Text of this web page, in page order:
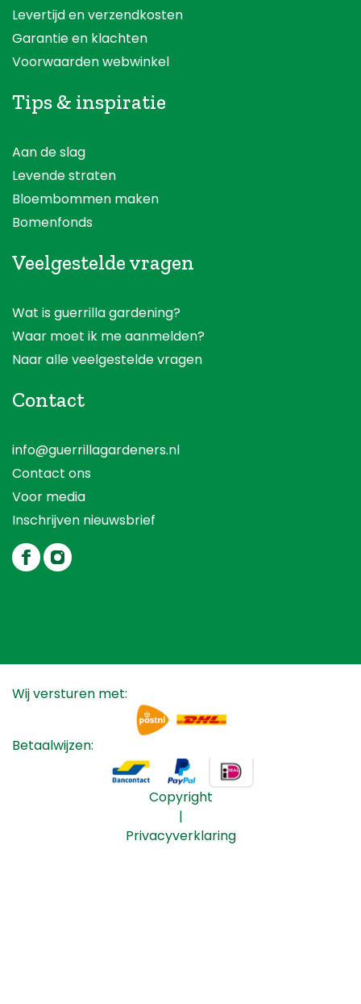
Levertijd en verzendkosten
Garantie en klachten
Voorwaarden webwinkel
Tips & inspiratie
Aan de slag
Levende straten
Bloembommen maken
Bomenfonds
Veelgestelde vragen
Wat is guerrilla gardening?
Waar moet ik me aanmelden?
Naar alle veelgestelde vragen
Contact
info@guerrillagardeners.nl
Contact ons
Voor media
Inschrijven nieuwsbrief
Wij versturen met:
Betaalwijzen:
Copyright
|
Privacyverklaring